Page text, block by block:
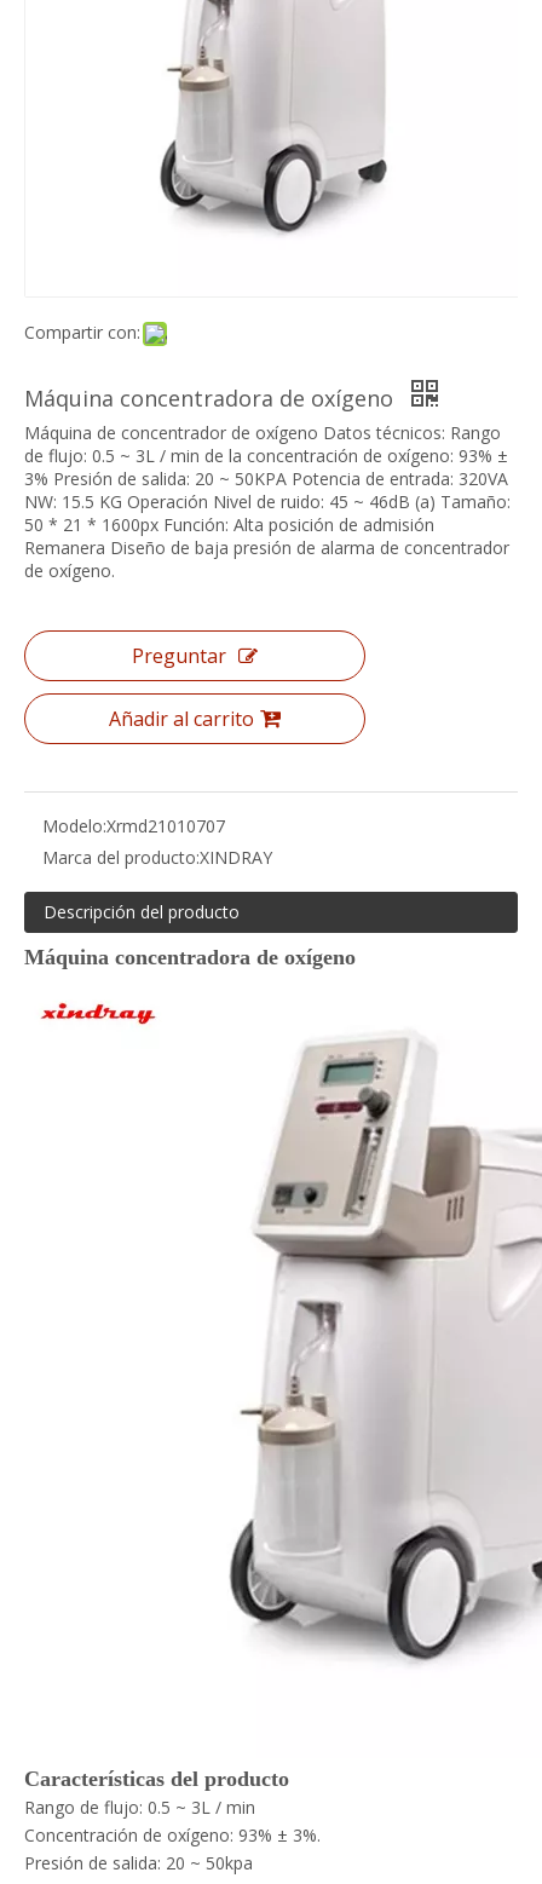
Compartir con:
Máquina concentradora de oxígeno
Máquina de concentrador de oxígeno Datos técnicos: Rango
de flujo: 0.5 ~ 3L / min de la concentración de oxígeno: 93% ±
3% Presión de salida: 20 ~ 50KPA Potencia de entrada: 320VA
NW: 15.5 KG Operación Nivel de ruido: 45 ~ 46dB (a) Tamaño:
50 * 21 * 1600px Función: Alta posición de admisión
Remanera Diseño de baja presión de alarma de concentrador
de oxígeno.
Preguntar
Añadir al carrito
Modelo:Xrmd21010707
Marca del producto:XINDRAY
Descripción del producto
Máquina concentradora de oxígeno
Características del producto
Rango de flujo: 0.5 ~ 3L / min
Concentración de oxígeno: 93% ± 3%.
Presión de salida: 20 ~ 50kpa